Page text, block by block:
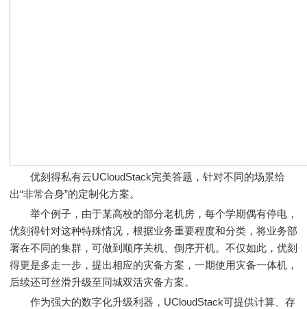
优刻得私有云UCloudStack完美答题，针对不同的场景给
出“非常合身”的定制化方案。
举个例子，由于某高校的部分老机房，每个学期偶有停电，
优刻得针对这种特殊情况，根据业务重要程度和分类，将业务部
署在不同的集群，可做到顺序关机、倒序开机。不仅如此，优刻
得更是多走一步，提出相应的灾备方案，一期使用灾备一体机，
后续还可丝滑升级至同城双活灾备方案。
作为强大的数字化升级利器，UCloudStack可提供计算、存